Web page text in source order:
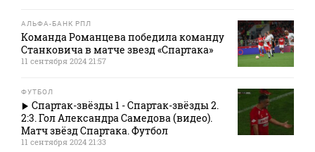
АЛЬФА-БАНК РПЛ
Команда Романцева победила команду
Станковича в матче звезд «Спартака»
11 сентября 2024 21:57
ФУТБОЛ
Спартак-звёзды 1 - Спартак-звёзды 2.
2:3. Гол Александра Самедова (видео).
Матч звёзд Спартака. Футбол
11 сентября 2024 21:33